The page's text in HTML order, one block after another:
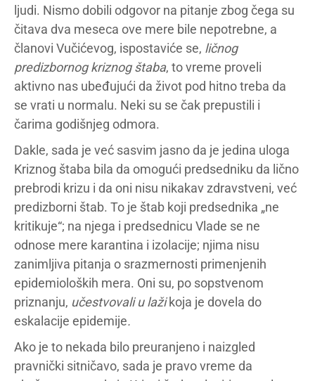
ljudi. Nismo dobili odgovor na pitanje zbog čega su
čitava dva meseca ove mere bile nepotrebne, a
članovi Vučićevog, ispostaviće se, ličnog
predizbornog kriznog štaba, to vreme proveli
aktivno nas ubeđujući da život pod hitno treba da
se vrati u normalu. Neki su se čak prepustili i
čarima godišnjeg odmora.
Dakle, sada je već sasvim jasno da je jedina uloga
Kriznog štaba bila da omogući predsedniku da lično
prebrodi krizu i da oni nisu nikakav zdravstveni, već
predizborni štab. To je štab koji predsednika „ne
kritikuje“; na njega i predsednicu Vlade se ne
odnose mere karantina i izolacije; njima nisu
zanimljiva pitanja o srazmernosti primenjenih
epidemioloških mera. Oni su, po sopstvenom
priznanju, učestvovali u lažikoja je dovela do
eskalacije epidemije.
Ako je to nekada bilo preuranjeno i naizgled
pravnički sitničavo, sada je pravo vreme da